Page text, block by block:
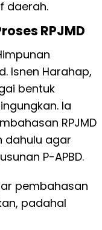
daerah.
RPJMD
Isnen Harahap,
bentuk
Ia
RPJMD
dahulu agar
P-APBD.
pembahasan
padahal